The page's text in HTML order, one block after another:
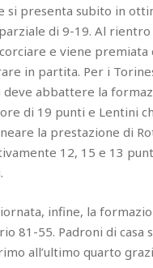
si presenta subito in
di 9-19. Al rientro
e viene premiata
in partita. Per i
abbattere la
di 19 punti e Lentini
la prestazione di
12, 15 e 13
infine, la
81-55. Padroni di
all’ultimo quarto